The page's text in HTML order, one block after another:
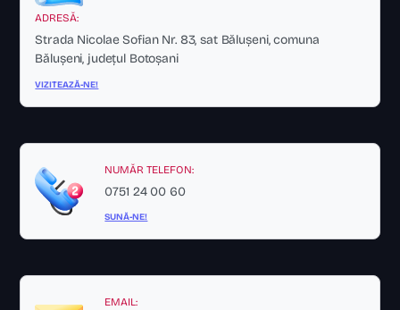
ADRESĂ:
Strada Nicolae Sofian Nr. 83, sat Bălușeni, comuna
Bălușeni, județul Botoșani
VIZITEAZĂ-NE!
NUMĂR TELEFON:
0751 24 00 60
SUNĂ-NE!
EMAIL: